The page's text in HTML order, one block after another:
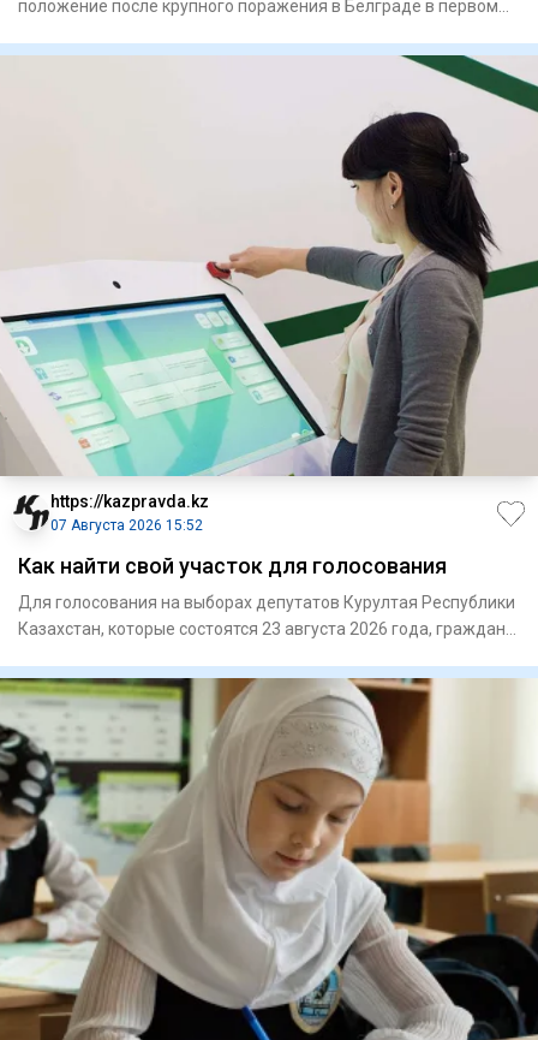
положение после крупного поражения в Белграде в первом
https://kazpravda.kz
07 Августа 2026 15:52
Как найти свой участок для голосования
Для голосования на выборах депутатов Курултая Республики
Казахстан, которые состоятся 23 августа 2026 года, граждане